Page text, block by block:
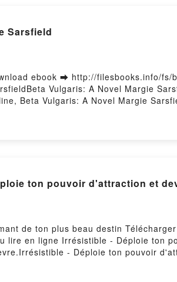
Sarsfield
ebook ➡ http://filesbooks.info/fs/
Vulgaris: A Novel Margie
Beta Vulgaris: A Novel Margie
ton pouvoir d'attraction et
de ton plus beau destin
en ligne Irrésistible - Déploie ton
- Déploie ton pouvoir
plus beau destin Nathalie Lefèvre